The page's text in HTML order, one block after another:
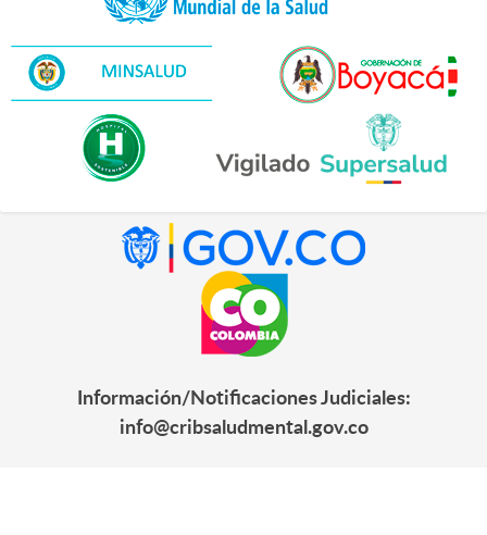
Información/Notificaciones Judiciales:
info@cribsaludmental.gov.co